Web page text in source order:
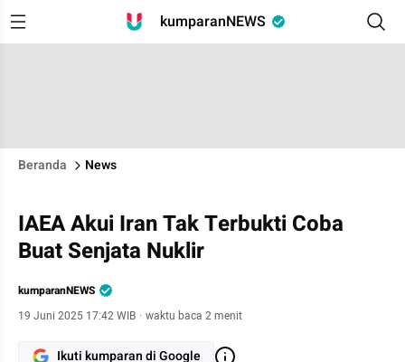
kumparanNEWS
Beranda News
IAEA Akui Iran Tak Terbukti Coba
Buat Senjata Nuklir
kumparanNEWS
19 Juni 2025 17:42 WIB · waktu baca 2 menit
Ikuti kumparan di Google